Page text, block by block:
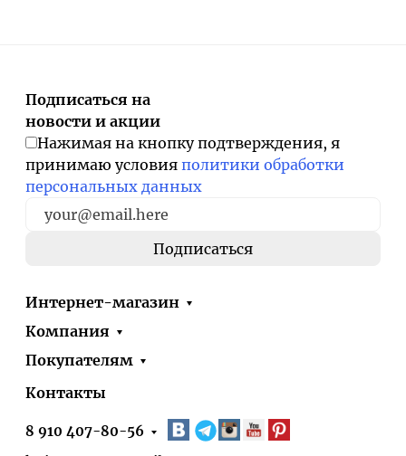
Подписаться на
новости и акции
Нажимая на кнопку подтверждения, я
принимаю условия политики обработки
персональных данных
Интернет-магазин
Компания
Покупателям
Контакты
8 910 407-80-56